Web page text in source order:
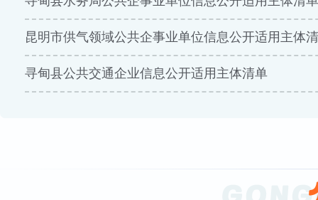
昆明市供气领域公共企事业单位信息公开适用主体
寻甸县公共交通企业信息公开适用主体清单